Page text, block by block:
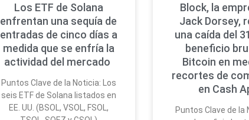
Los ETF de Solana
enfrentan una sequía de
entradas de cinco días a
medida que se enfría la
actividad del mercado
Puntos Clave de la Noticia: Los
seis ETF de Solana listados en
EE. UU. (BSOL, VSOL, FSOL,
Block, la
Jack Dorsey,
una caída del
beneficio
Bitcoin en
recortes de
en Cash
Puntos Clave de la